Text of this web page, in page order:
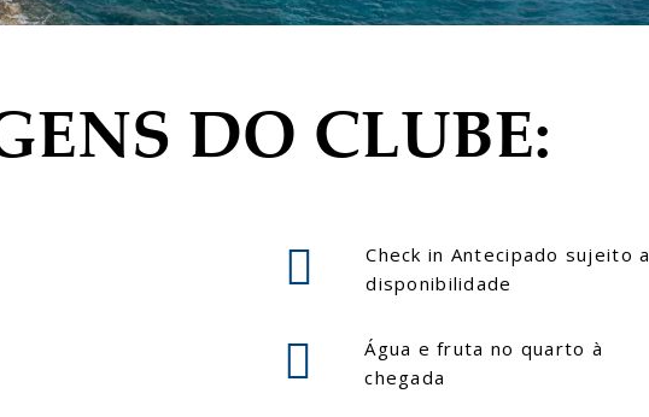
DO CLUBE:
Check in Antecipado sujeito a
disponibilidade
Água e fruta no quarto à
chegada